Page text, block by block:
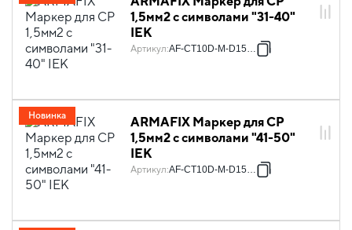
1,5мм2 с символами "31-40"
IEK
Артикул:AF-CT10D-M-D15-04
ARMAFIX Маркер для CP
1,5мм2 с символами "41-50"
IEK
Артикул:AF-CT10D-M-D15-05
Новинка